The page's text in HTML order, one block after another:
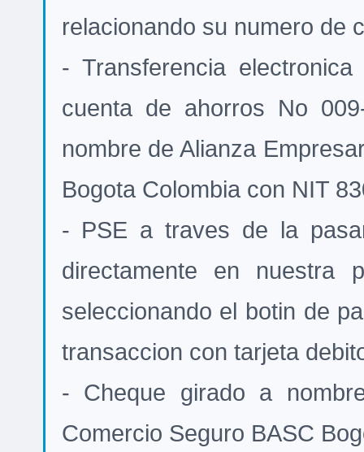
relacionando su numero de
- Transferencia
cuenta de ahorros No
nombre de Alianza
Bogota Colombia con NIT
- PSE a traves de la
directamente en nuestra
seleccionando el botin de
transaccion con tarjeta
- Cheque girado a
Comercio Seguro BASC